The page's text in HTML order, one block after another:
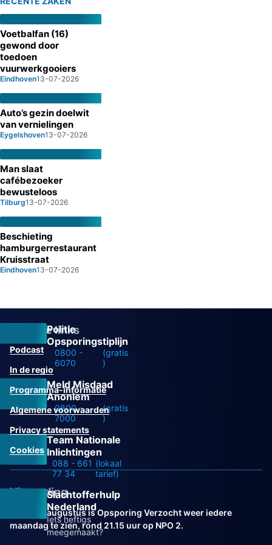
Voetbalfan (16)
gewond door
toedoen
vuurwerkgooiers
Eindhoven13-07-2026
Auto’s gezin doelwit
van vernielingen
Eygelshoven13-07-2026
Man slaat
cafébezoeker
bewusteloos
Tilburg13-07-2026
Beschieting
hamburgerrestaurant
Kruisstraat
Eindhoven13-07-2026
Politie
Opsporingstiplijn
0800 -
6070
(gratis
)
Meld Misdaad
Anoniem
0800 -
7000
(gratis
)
Team Nationale
Inlichtingen
088 - 661
77 34
(lokaal
tarief)
Slachtofferhulp
Nederland
Iets heftigs
meegemaakt?
Overige links
Podcast
In de regio
Programma-informatie
Algemene voorwaarden
Privacy statements
Cookies
Uitzending
Vanaf 31 augustus is Opsporing Verzocht weer iedere
maandag te zien, rond 21.15 uur op NPO 2.